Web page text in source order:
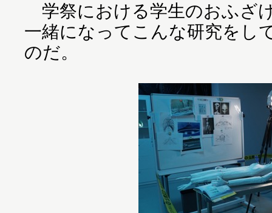
学祭における学生のおふざ
一緒になってこんな研究をし
のだ。